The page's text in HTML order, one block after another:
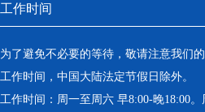
工作时间
为了避免不必要的等待，敬请注意我们
工作时间，中国大陆法定节假日除外。
工作时间：周一至周六 早8:00-晚18:00。